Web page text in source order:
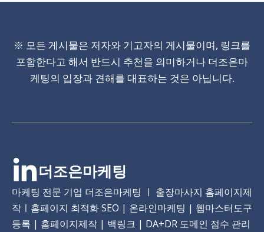
※ 모든 게시물은 저자와 기고자의 게시물이며, 링크를
포함한다고 해서 반드시 추천을 의미하거나 더조은마
케팅의 입장과 견해를 대표하는 것은 아닙니다.
더조은마케팅
마케팅 전문 기업 더조은마케팅 ㅣ 출장마사지 홈페이지제
작ㅣ홈페이지 최적화 SEO | 온라인마케팅 | 웹마스터도구
등록 | 홈페이지제작 | 백링크 | DA+DR 도메인 점수 관리